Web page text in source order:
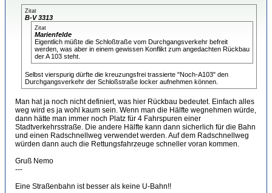
Zitat
B-V 3313
Zitat
Marienfelde
Eigentlich müßte die Schloßtraße vom Durchgangsverkehr befreit
werden, was aber in einem gewissen Konflikt zum angedachten Rückbau
der A 103 steht.
Selbst vierspurig dürfte die kreuzungsfrei trassierte "Noch-A103" den
Durchgangsverkehr der Schloßstraße locker aufnehmen können.
Man hat ja noch nicht definiert, was hier Rückbau bedeutet. Einfach alles
weg wird es ja wohl kaum sein. Wenn man die Hälfte wegnehmen würde,
dann hätte man immer noch Platz für 4 Fahrspuren einer
Stadtverkehrsstraße. Die andere Hälfte kann dann sicherlich für die Bahn
und einen Radschnellweg verwendet werden. Auf dem Radschnellweg
würden dann auch die Rettungsfahrzeuge schneller voran kommen.
Gruß Nemo
---
Eine Straßenbahn ist besser als keine U-Bahn!!